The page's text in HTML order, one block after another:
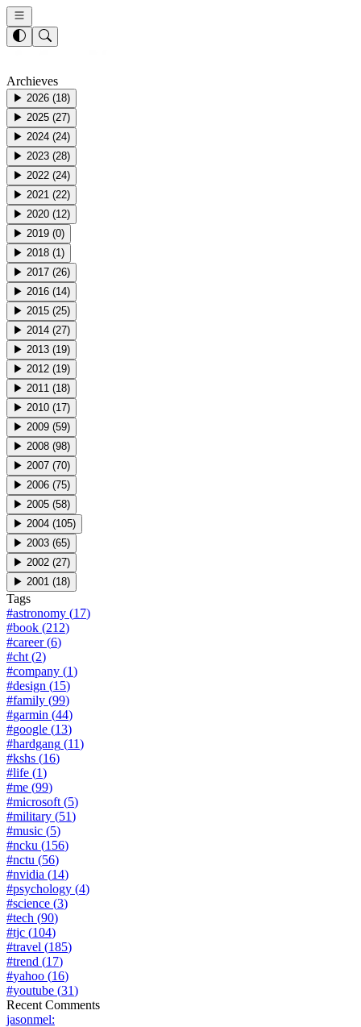
Archieves
▶ 2026 (18)
▶ 2025 (27)
▶ 2024 (24)
▶ 2023 (28)
▶ 2022 (24)
▶ 2021 (22)
▶ 2020 (12)
▶ 2019 (0)
▶ 2018 (1)
▶ 2017 (26)
▶ 2016 (14)
▶ 2015 (25)
▶ 2014 (27)
▶ 2013 (19)
▶ 2012 (19)
▶ 2011 (18)
▶ 2010 (17)
▶ 2009 (59)
▶ 2008 (98)
▶ 2007 (70)
▶ 2006 (75)
▶ 2005 (58)
▶ 2004 (105)
▶ 2003 (65)
▶ 2002 (27)
▶ 2001 (18)
Tags
#astronomy (17)
#book (212)
#career(6)
#cht (2)
#company (1)
#design (15)
#family (99)
#garmin (44)
#google (13)
#hardgang (11)
#kshs (16)
#life (1)
#me (99)
#microsoft (5)
#military (51)
#music (5)
#ncku (156)
#nctu (56)
#nvidia (14)
#psychology (4)
#science (3)
#tech (90)
#tjc (104)
#travel (185)
#trend (17)
#yahoo (16)
#youtube (31)
Recent Comments
jasonmel: